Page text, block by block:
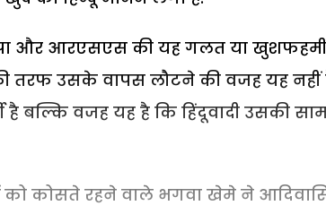
और आरएसएस की यह गलत या
तरफ उसके वापस लौटने की वजह यह नहीं
है बल्कि वजह यह है कि हिंदूवादी उसकी
को कोसते रहने वाले भगवा खेमे ने